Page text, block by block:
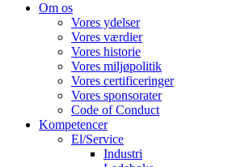
Om os
Vores ydelser
Vores værdier
Vores historie
Vores miljøpolitik
Vores certificeringer
Vores sponsorater
Code of Conduct
Kompetencer
El/Service
Industri